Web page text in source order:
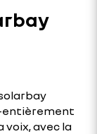
-entièrement
voix, avec la